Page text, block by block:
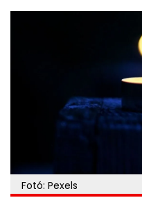
Fotó: Pexels